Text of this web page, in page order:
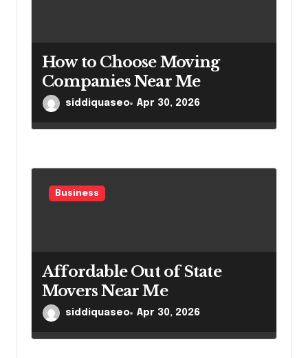
How to Choose Moving
Companies Near Me
siddiquaseo Apr 30, 2026
Business
Affordable Out of State
Movers Near Me
siddiquaseo Apr 30, 2026